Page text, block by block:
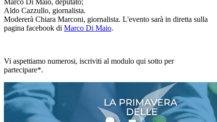
Marco Di Maio, deputato;
Aldo Cazzullo, giornalista.
Modererà Chiara Marconi, giornalista. L'evento sarà in diretta sulla
pagina facebook di Marco Di Maio.
Vi aspettiamo numerosi, iscriviti al modulo qui sotto per
partecipare*.